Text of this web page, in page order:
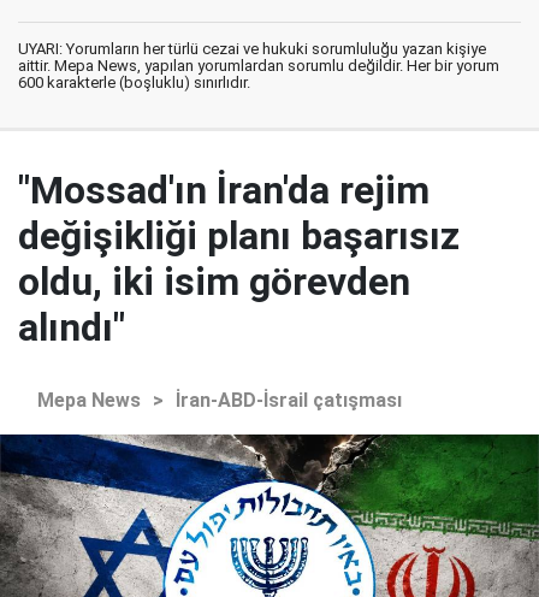
UYARI: Yorumların her türlü cezai ve hukuki sorumluluğu yazan kişiye
aittir. Mepa News, yapılan yorumlardan sorumlu değildir. Her bir yorum
600 karakterle (boşluklu) sınırlıdır.
"Mossad'ın İran'da rejim
değişikliği planı başarısız
oldu, iki isim görevden
alındı"
Mepa News > İran-ABD-İsrail çatışması